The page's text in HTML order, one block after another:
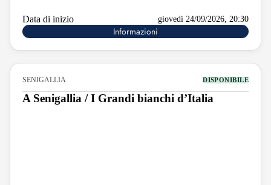
Data di inizio giovedi 24/09/2026, 20:30
Informazioni
SENIGALLIA DISPONIBILE
A Senigallia / I Grandi bianchi d’Italia